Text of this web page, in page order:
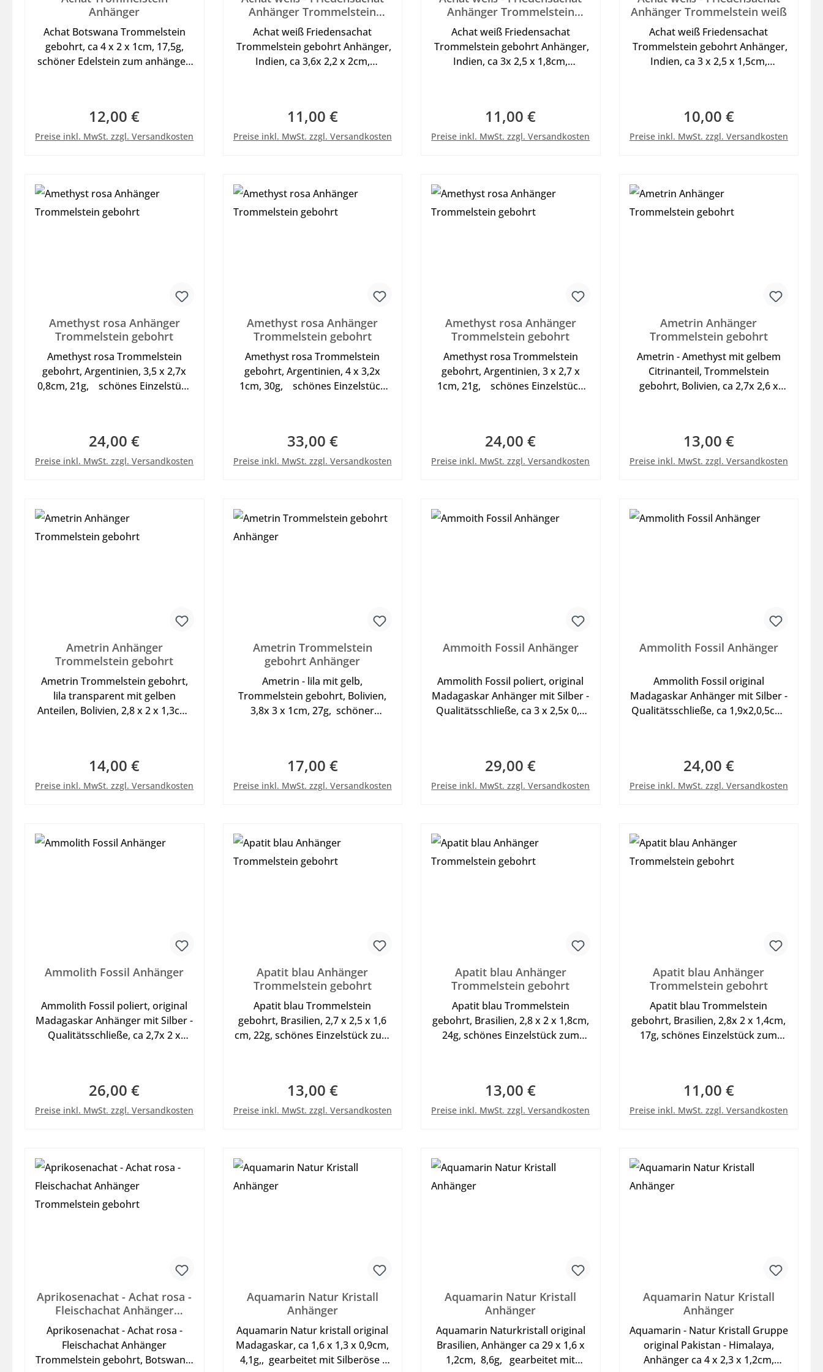
Anhänger
Achat Botswana Trommelstein
gebohrt, ca 4 x 2 x 1cm, 17,5g,
schöner Edelstein zum anhängen
Regulärer Preis:
12,00 €
Preise inkl. MwSt. zzgl. Versandkosten
Anhänger Trommelstein
gebohrt
Achat weiß Friedensachat
Trommelstein gebohrt Anhänger,
Indien, ca 3,6x 2,2 x 2cm,
Kategorie Sonstiges, Abb. mit
Dekoband.
Regulärer Preis:
11,00 €
Preise inkl. MwSt. zzgl. Versandkosten
Anhänger Trommelstein
gebohrt
Achat weiß Friedensachat
Trommelstein gebohrt Anhänger,
Indien, ca 3x 2,5 x 1,8cm,
Kategorie Sonstiges, Abb. mit
Dekoband.
Regulärer Preis:
11,00 €
Preise inkl. MwSt. zzgl. Versandkosten
Anhänger Trommelstein weiß
Achat weiß Friedensachat
Trommelstein gebohrt Anhänger,
Indien, ca 3 x 2,5 x 1,5cm,
Kategorie Sonstiges, Abb. mit
Dekoband.
Regulärer Preis:
10,00 €
Preise inkl. MwSt. zzgl. Versandkosten
Amethyst rosa Anhänger
Trommelstein gebohrt
Amethyst rosa Trommelstein
gebohrt, Argentinien, 3,5 x 2,7x
0,8cm, 21g, schönes Einzelstück
mit Dekoband
Regulärer Preis:
24,00 €
Preise inkl. MwSt. zzgl. Versandkosten
Amethyst rosa Anhänger
Trommelstein gebohrt
Amethyst rosa Trommelstein
gebohrt, Argentinien, 4 x 3,2x
1cm, 30g, schönes Einzelstück
mit Dekoband
Regulärer Preis:
33,00 €
Preise inkl. MwSt. zzgl. Versandkosten
Amethyst rosa Anhänger
Trommelstein gebohrt
Amethyst rosa Trommelstein
gebohrt, Argentinien, 3 x 2,7 x
1cm, 21g, schönes Einzelstück
mit Dekoband
Regulärer Preis:
24,00 €
Preise inkl. MwSt. zzgl. Versandkosten
Ametrin Anhänger
Trommelstein gebohrt
Ametrin - Amethyst mit gelbem
Citrinanteil, Trommelstein
gebohrt, Bolivien, ca 2,7x 2,6 x
Halsreif - bestellbar in unserer
Kategorie Zubehör, Abb. ist mit
Regulärer Preis:
13,00 €
Preise inkl. MwSt. zzgl. Versandkosten
Ametrin Anhänger
Trommelstein gebohrt
Ametrin Trommelstein gebohrt,
lila transparent mit gelben
Anteilen, Bolivien, 2,8 x 2 x 1,3cm,
der Kategorie Sonstiges
Regulärer Preis:
14,00 €
Preise inkl. MwSt. zzgl. Versandkosten
Ametrin Trommelstein
gebohrt Anhänger
Ametrin - lila mit gelb,
Trommelstein gebohrt, Bolivien,
3,8x 3 x 1cm, 27g, schöner
unserer Kategorie Zubehör , Abb.
ist mit Dekoband aufgenommen
Regulärer Preis:
17,00 €
Preise inkl. MwSt. zzgl. Versandkosten
Ammoith Fossil Anhänger
Ammolith Fossil poliert, original
Madagaskar Anhänger mit Silber -
Qualitätsschließe, ca 3 x 2,5x 0,6
Lederband oder Halsreif s. unter
Zubehör, Abb. mit Dekoband.
Regulärer Preis:
29,00 €
Preise inkl. MwSt. zzgl. Versandkosten
Ammolith Fossil Anhänger
Ammolith Fossil original
Madagaskar Anhänger mit Silber -
Qualitätsschließe, ca 1,9x2,0,5cm,
Lederband oder Halsreif s. unter
Zubehör, Abb. mit Dekoband.
Regulärer Preis:
24,00 €
Preise inkl. MwSt. zzgl. Versandkosten
Ammolith Fossil Anhänger
Ammolith Fossil poliert, original
Madagaskar Anhänger mit Silber -
Qualitätsschließe, ca 2,7x 2 x
Halskette mit Lederband oder
Halsreif s. unter Zubehör, Abb.
Regulärer Preis:
26,00 €
Preise inkl. MwSt. zzgl. Versandkosten
Apatit blau Anhänger
Trommelstein gebohrt
Apatit blau Trommelstein
gebohrt, Brasilien, 2,7 x 2,5 x 1,6
cm, 22g, schönes Einzelstück zum
Regulärer Preis:
13,00 €
Preise inkl. MwSt. zzgl. Versandkosten
Apatit blau Anhänger
Trommelstein gebohrt
Apatit blau Trommelstein
gebohrt, Brasilien, 2,8 x 2 x 1,8cm,
24g, schönes Einzelstück zum
Regulärer Preis:
13,00 €
Preise inkl. MwSt. zzgl. Versandkosten
Apatit blau Anhänger
Trommelstein gebohrt
Apatit blau Trommelstein
gebohrt, Brasilien, 2,8x 2 x 1,4cm,
17g, schönes Einzelstück zum
Regulärer Preis:
11,00 €
Preise inkl. MwSt. zzgl. Versandkosten
Aprikosenachat - Achat rosa -
Fleischachat Anhänger
Trommelstein gebohrt
Aprikosenachat - Achat rosa -
Fleischachat Anhänger
Trommelstein gebohrt, Botswana,
Aquamarin Natur Kristall
Anhänger
Aquamarin Natur kristall original
Madagaskar, ca 1,6 x 1,3 x 0,9cm,
4,1g,, gearbeitet mit Silberöse -
Aquamarin Natur Kristall
Anhänger
Aquamarin Naturkristall original
Brasilien, Anhänger ca 29 x 1,6 x
1,2cm, 8,6g, gearbeitet mit
Aquamarin Natur Kristall
Anhänger
Aquamarin - Natur Kristall Gruppe
original Pakistan - Himalaya,
Anhänger ca 4 x 2,3 x 1,2cm,